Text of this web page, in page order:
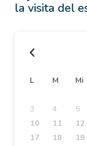
la visita del
L M Mi
3
4 5
10
11 12
17
18 19